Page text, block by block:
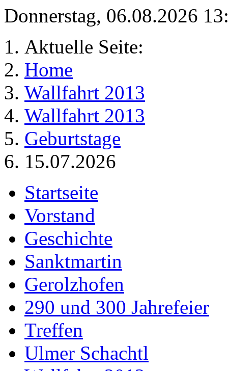
Donnerstag, 06.08.2026
Aktuelle Seite:
Home
Wallfahrt 2013
Wallfahrt 2013
Geburtstage
15.07.2026
Startseite
Vorstand
Geschichte
Sanktmartin
Gerolzhofen
290 und 300 Jahrefeier
Treffen
Ulmer Schachtl